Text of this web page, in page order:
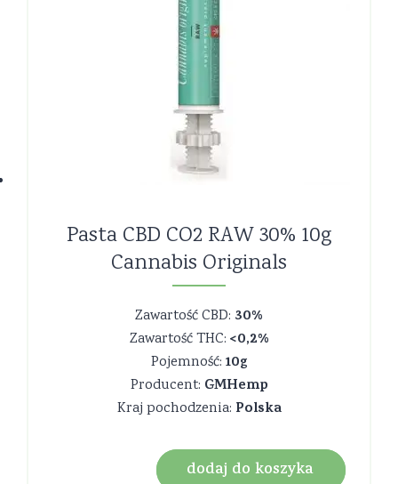
Pasta CBD CO2 RAW 30% 10g
Cannabis Originals
Zawartość CBD: 30%
Zawartość THC: <0,2%
Pojemność: 10g
Producent: GMHemp
Kraj pochodzenia: Polska
dodaj do koszyka